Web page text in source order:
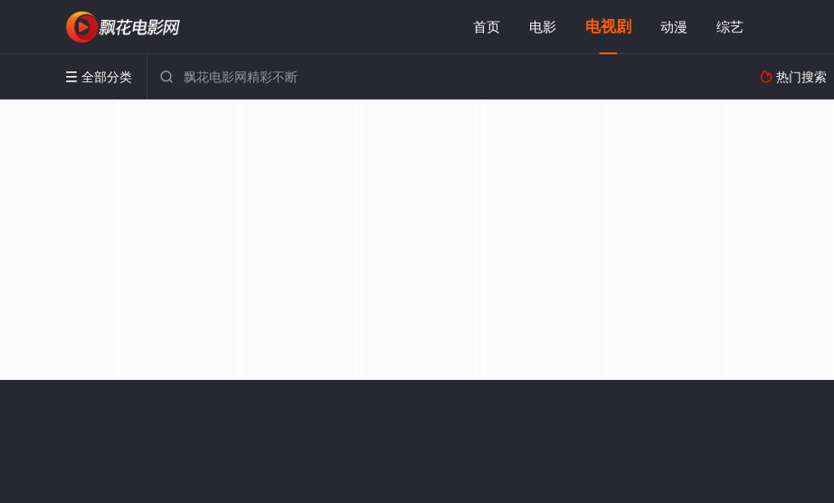
首页 电影 电视剧 动漫 综艺
 全部分类   热门搜索